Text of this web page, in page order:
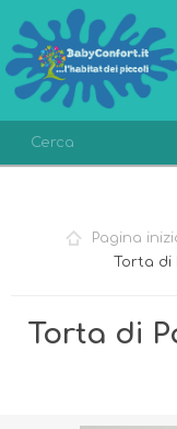
LISTA DEI DESIDERI
Pagina
Torta di
Torta di